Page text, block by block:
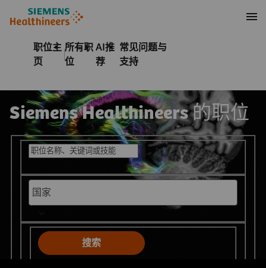
职位主
页
所有职
位
AI推
荐
常见问题与
支持
Siemens Healthineers 的职位
搜索公开职位
搜索